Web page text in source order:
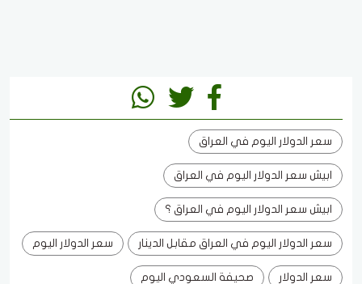
سعر الدولار اليوم في العراق
ابيش سعر الدولار اليوم في العراق
ابيش سعر الدولار اليوم في العراق ؟
سعر الدولار اليوم في العراق مقابل الدينار سعر الدولار اليوم
سعر الدولار صحيفة السعودي اليوم